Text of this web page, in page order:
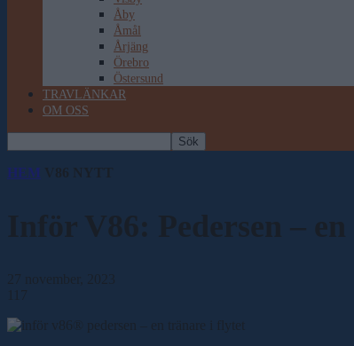
Åby
Åmål
Årjäng
Örebro
Östersund
TRAVLÄNKAR
OM OSS
HEM V86 NYTT
Inför V86: Pedersen –
27 november, 2023
117